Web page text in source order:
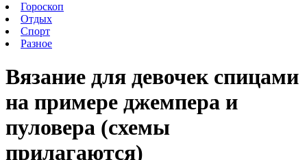
Гороскоп
Отдых
Спорт
Разное
Вязание для девочек спицами
на примере джемпера и
пуловера (схемы
прилагаются)